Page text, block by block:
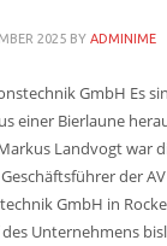
2025 BY ADMINIME
GmbH Es
einer Bierlaune
Landvogt war
der AV
GmbH in
des Unternehmens